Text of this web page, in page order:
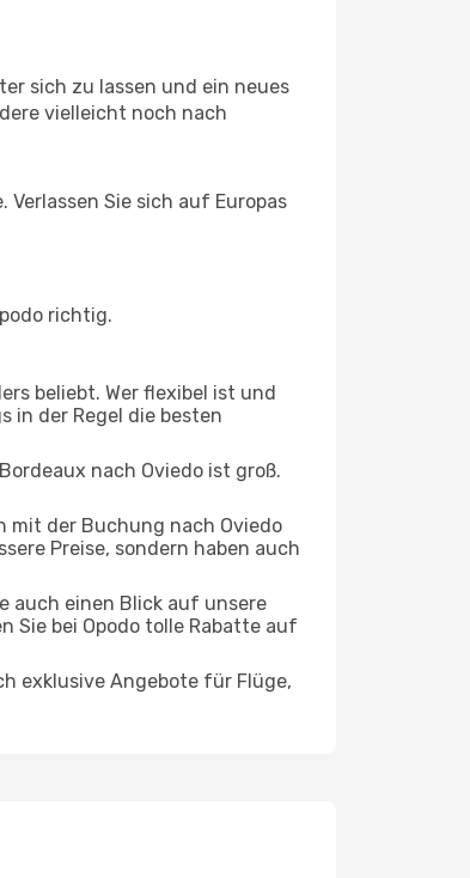
sich zu lassen und ein neues
vielleicht noch nach
Verlassen Sie sich auf Europas
richtig.
beliebt. Wer flexibel ist und
in der Regel die besten
nach Oviedo ist groß.
mit der Buchung nach Oviedo
Preise, sondern haben auch
auch einen Blick auf unsere
Sie bei Opodo tolle Rabatte auf
exklusive Angebote für Flüge,